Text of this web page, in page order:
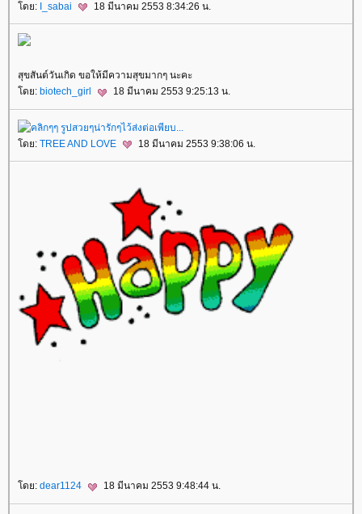
ดย:
I_sabai 18 มีนาคม 2553 8:34:26 น.
สุขสันต์วันเกิด ขอให้มีความสุขมากๆ นะคะ
ดย: biotech_girl 18 มีนาคม 2553 9:25:13 น.
ดย: TREE AND LOVE 18 มีนาคม 2553 9:38:06 น.
ดย: dear1124 18 มีนาคม 2553 9:48:44 น.